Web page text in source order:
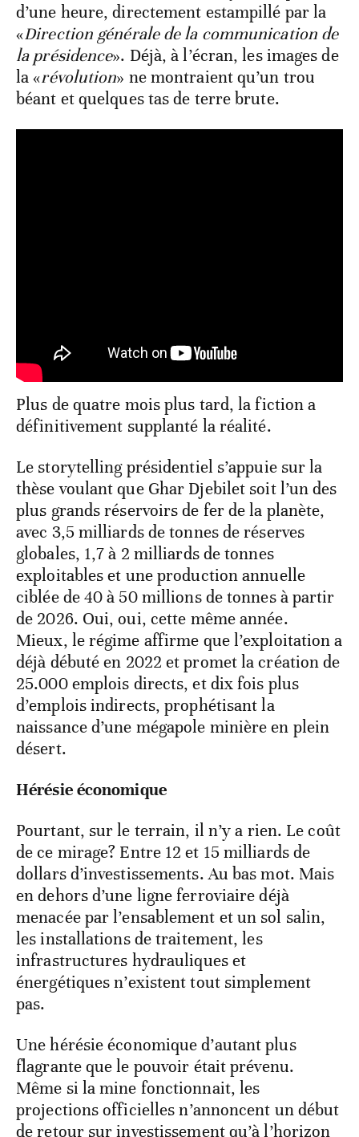
d’une heure, directement estampillé par la
«Direction générale de la communication de
la présidence». Déjà, à l’écran, les images de
la «révolution» ne montraient qu’un trou
béant et quelques tas de terre brute.
Plus de quatre mois plus tard, la fiction a
définitivement supplanté la réalité.
Le storytelling présidentiel s’appuie sur la
thèse voulant que Ghar Djebilet soit l’un des
plus grands réservoirs de fer de la planète,
avec 3,5 milliards de tonnes de réserves
globales, 1,7 à 2 milliards de tonnes
exploitables et une production annuelle
ciblée de 40 à 50 millions de tonnes à partir
de 2026. Oui, oui, cette même année.
Mieux, le régime affirme que l’exploitation a
déjà débuté en 2022 et promet la création de
25.000 emplois directs, et dix fois plus
d’emplois indirects, prophétisant la
naissance d’une mégapole minière en plein
désert.
Hérésie économique
Pourtant, sur le terrain, il n’y a rien. Le coût
de ce mirage? Entre 12 et 15 milliards de
dollars d’investissements. Au bas mot. Mais
en dehors d’une ligne ferroviaire déjà
menacée par l’ensablement et un sol salin,
les installations de traitement, les
infrastructures hydrauliques et
énergétiques n’existent tout simplement
pas.
Une hérésie économique d’autant plus
flagrante que le pouvoir était prévenu.
Même si la mine fonctionnait, les
projections officielles n’annoncent un début
de retour sur investissement qu’à l’horizon